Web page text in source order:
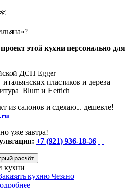
этой кухни персонально для
ДСП Egger
пластиков и дерева
Blum и Hettich
из салонов и сделаю... дешевле!
уже завтра!
+7 (921) 936-18-36
расчёт
кухни